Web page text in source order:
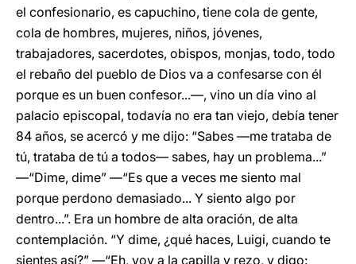
el confesionario, es capuchino, tiene cola de gente,
cola de hombres, mujeres, niños, jóvenes,
trabajadores, sacerdotes, obispos, monjas, todo, todo
el rebaño del pueblo de Dios va a confesarse con él
porque es un buen confesor...—, vino un día vino al
palacio episcopal, todavía no era tan viejo, debía tener
84 años, se acercó y me dijo: “Sabes —me trataba de
tú, trataba de tú a todos— sabes, hay un problema...”
—“Dime, dime” —“Es que a veces me siento mal
porque perdono demasiado... Y siento algo por
dentro...”. Era un hombre de alta oración, de alta
contemplación. “Y dime, ¿qué haces, Luigi, cuando te
sientes así?” —“Eh, voy a la capilla y rezo, y digo: